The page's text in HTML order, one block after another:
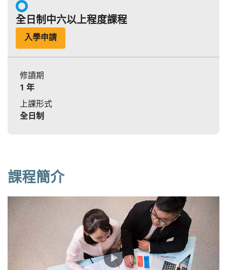
全日制中六以上程度課程
入學申請
修讀期
1 年
上課形式
全日制
課程簡介